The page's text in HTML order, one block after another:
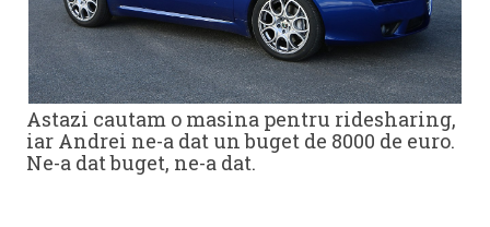
Astazi cautam o masina pentru ridesharing,
iar Andrei ne-a dat un buget de 8000 de euro.
Ne-a dat buget, ne-a dat.